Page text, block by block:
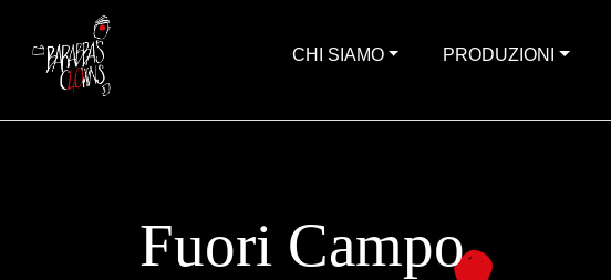
CHI SIAMO PRODUZIONI
Fuori Campo